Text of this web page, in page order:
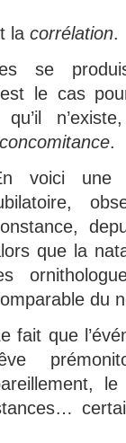
la corrélation.
se
le cas
qu’il
concomitance.
voici une
que la
du
fait que